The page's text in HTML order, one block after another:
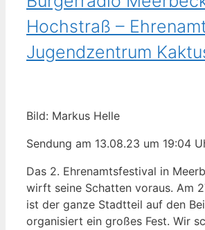
Hochstraß –
Jugendzentrum
Bild: Markus Helle
Sendung am 13.08.23 um 19:04
Das 2. Ehrenamtsfestival in
wirft seine Schatten voraus. Am
ist der ganze Stadtteil auf den
organisiert ein großes Fest. Wir